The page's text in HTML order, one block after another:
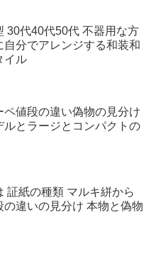
30代40代50代 不器用な方
自分でアレンジする和装和
イル
ペ値段の違い偽物の見分け
とラージとコンパクトの
証紙の種類 マルキ絣から
の違いの見分け 本物と偽物